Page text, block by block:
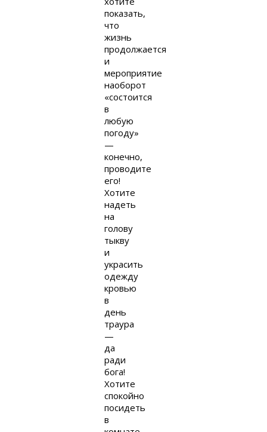
показать,
что
жизнь
продолжается
и
мероприятие
наоборот
«состоится
в
любую
погоду»
—
конечно,
проводите
его!
Хотите
надеть
на
голову
тыкву
и
украсить
одежду
кровью
в
день
траура
—
да
ради
бога!
Хотите
спокойно
посидеть
в